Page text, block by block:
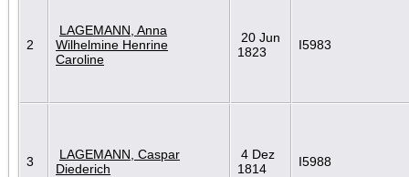
2
LAGEMANN, Anna
Wilhelmine Henrine
Caroline
20 Jun
1823
I5983
3
LAGEMANN, Caspar
Diederich
4 Dez
1814
I5988